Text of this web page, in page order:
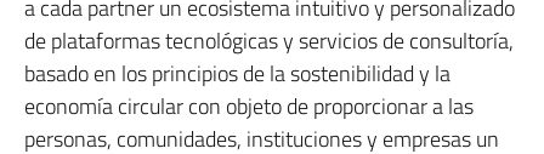
a cada partner un ecosistema intuitivo y personalizado
de plataformas tecnológicas y servicios de consultoría,
basado en los principios de la sostenibilidad y la
economía circular con objeto de proporcionar a las
personas, comunidades, instituciones y empresas un